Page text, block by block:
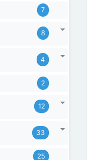
7
8
4
2
12
33
25